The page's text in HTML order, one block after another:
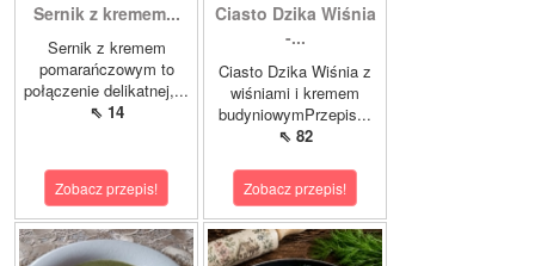
Sernik z kremem...
Sernik z kremem
pomarańczowym to
połączenie delikatnej,...
⇖ 14
Zobacz przepis!
Ciasto Dzika Wiśnia
-...
Ciasto Dzika Wiśnia z
wiśniami i kremem
budyniowymPrzepis...
⇖ 82
Zobacz przepis!